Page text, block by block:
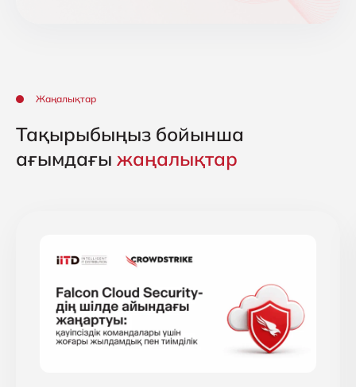
Жаңалықтар
Тақырыбыңыз бойынша
ағымдағы жаңалықтар